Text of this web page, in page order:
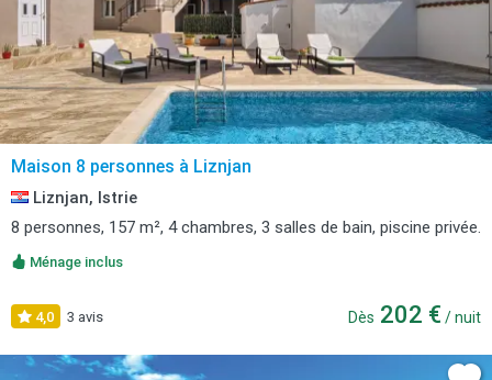
Maison 8 personnes à Liznjan
Liznjan, Istrie
8 personnes, 157 m², 4 chambres, 3 salles de bain, piscine privée.
Ménage inclus
4,0 3 avis Dès 202 € / nuit